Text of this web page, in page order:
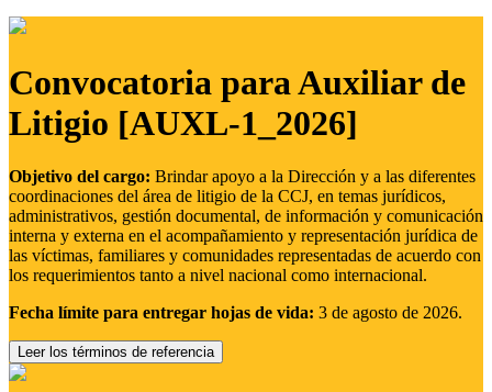
Convocatoria para Auxiliar de
Litigio [AUXL-1_2026]
Objetivo del cargo: Brindar apoyo a la Dirección y a las diferentes
coordinaciones del área de litigio de la CCJ, en temas jurídicos,
administrativos, gestión documental, de información y comunicación
interna y externa en el acompañamiento y representación jurídica de
las víctimas, familiares y comunidades representadas de acuerdo con
los requerimientos tanto a nivel nacional como internacional.
Fecha límite para entregar hojas de vida: 3 de agosto de 2026.
Leer los términos de referencia